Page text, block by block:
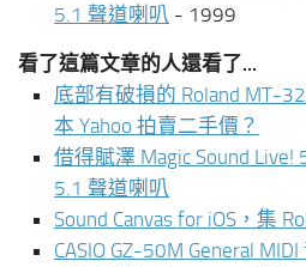
5.1 聲道喇叭 - 1999
看了這篇文章的人還看了...
底部有破損的 Roland MT-
本 Yahoo 拍賣二手價？
借得賦澤 Magic Sound
5.1 聲道喇叭
Sound Canvas for iOS，集
CASIO GZ-50M General